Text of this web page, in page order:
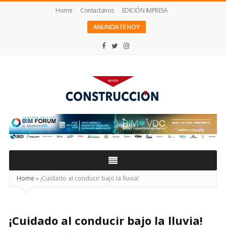
Home Contactanos
EDICIÓN IMPRESA
ANUNCIATE HOY
Construcción
Home » ¡Cuidado al conducir bajo la lluvia!
¡Cuidado al conducir bajo la lluvia!